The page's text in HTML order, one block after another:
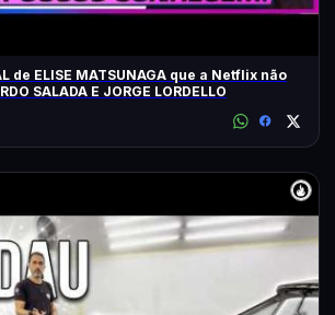
de ELISE MATSUNAGA que a Netflix não
SALADA E JORGE LORDELLO